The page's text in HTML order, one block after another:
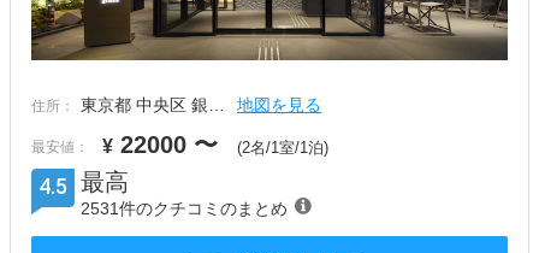
住所： 東京都 中央区 銀… 地図を見る
最安値： ¥ 22000 〜 (2名/1室/1泊)
4.5 最高
2531件のクチコミのまとめ